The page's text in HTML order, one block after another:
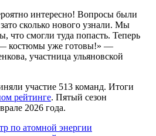
интересно! Вопросы были
сколько нового узнали. Мы
что смогли туда попасть. Теперь
костюмы уже готовы!» —
участница ульяновской
участие 513 команд. Итоги
рейтинге. Пятый сезон
2026 года.